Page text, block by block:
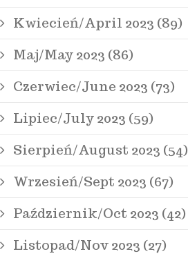
Kwiecień/April 2023 (89)
Maj/May 2023 (86)
Czerwiec/June 2023 (73)
Lipiec/July 2023 (59)
Sierpień/August 2023 (54)
Wrzesień/Sept 2023 (67)
Październik/Oct 2023 (42)
Listopad/Nov 2023 (27)